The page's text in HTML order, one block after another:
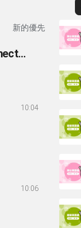
新的優先
260- 英語你我他-文法篇 260 準連接詞(sentence connectors/conjunctive adverbs)
10:04
10:06